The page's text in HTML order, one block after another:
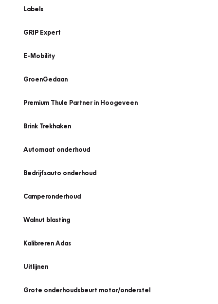
Labels
GRIP Expert
E-Mobility
GroenGedaan
Premium Thule Partner in Hoogeveen
Brink Trekhaken
Automaat onderhoud
Bedrijfsauto onderhoud
Camperonderhoud
Walnut blasting
Kalibreren Adas
Uitlijnen
Grote onderhoudsbeurt motor/onderstel